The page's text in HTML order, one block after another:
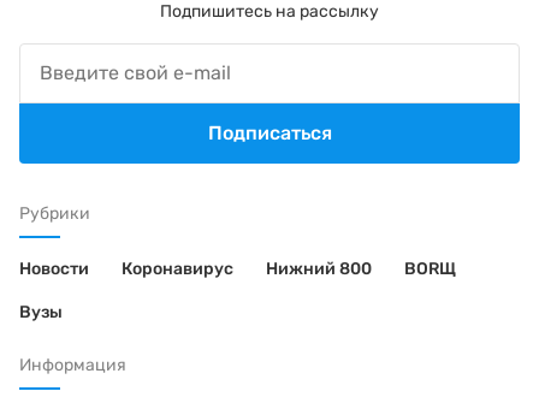
Рубрики
Новости Коронавирус Нижний 800 BORЩ
Вузы
Информация
Подпишитесь на рассылку
Подписаться